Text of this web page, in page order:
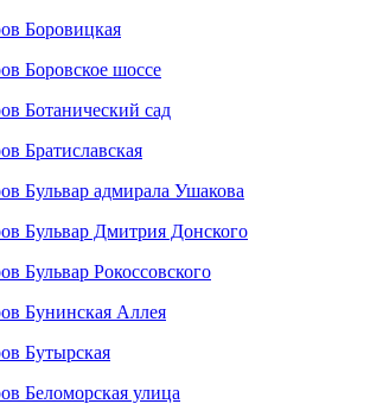
Боровицкая
Боровское шоссе
Ботанический сад
Братиславская
Бульвар адмирала Ушакова
Бульвар Дмитрия Донского
Бульвар Рокоссовского
Бунинская Аллея
Бутырская
Беломорская улица